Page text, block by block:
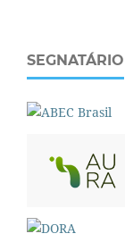
SEGNATÁRIO